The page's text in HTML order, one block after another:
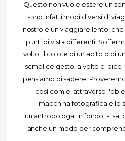
Questo non vuole essere un
sono infatti modi diversi di
nostro è un viaggiare lento,
punti di vista differenti.
volto, il colore di un abito o di
semplice gesto, a volte ci dice
pensiamo di sapere.
così com'è, attraverso
macchina fotografica e lo
un'antropologa. In fondo, si
anche un modo per